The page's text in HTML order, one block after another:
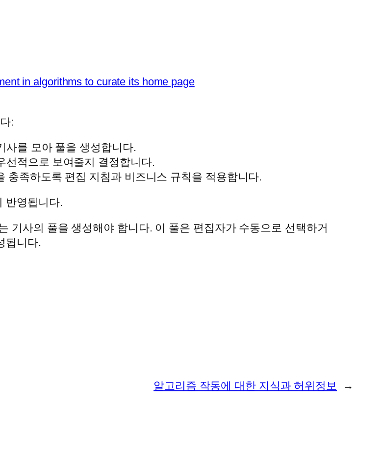
in algorithms to curate its home page
:
사를 모아 풀을 생성합니다.
선적으로 보여줄지 결정합니다.
충족하도록 편집 지침과 비즈니스 규칙을 적용합니다.
반영됩니다.
기사의 풀을 생성해야 합니다. 이 풀은 편집자가 수동으로 선택하거
됩니다.
알고리즘 작동에 대한 지식과 허위정보 →